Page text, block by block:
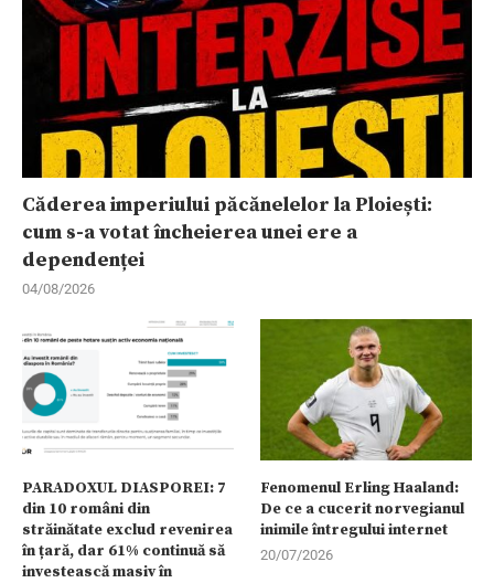
Căderea imperiului păcănelelor la Ploiești:
cum s-a votat încheierea unei ere a
dependenței
04/08/2026
PARADOXUL DIASPOREI: 7
din 10 români din
străinătate exclud revenirea
în țară, dar 61% continuă să
investească masiv în
Fenomenul Erling Haaland:
De ce a cucerit norvegianul
inimile întregului internet
20/07/2026